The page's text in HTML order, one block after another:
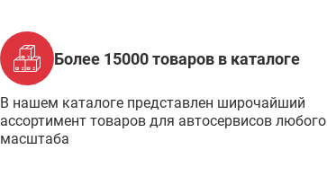
Более 15000 товаров в каталоге
В нашем каталоге представлен широчайший
ассортимент товаров для автосервисов любого
масштаба